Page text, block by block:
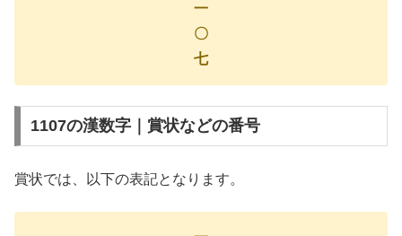
一
〇
七
1107の漢数字｜賞状などの番号
賞状では、以下の表記となります。